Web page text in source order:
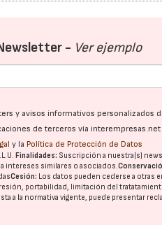
- Ver ejemplo
y avisos informativos personalizados
de terceros vía interempresas.net
y la Política de Protección de Datos
Finalidades: Suscripción a nuestra(s)
intereses similares o asociados.
Cesión: Los datos pueden cederse a otras
portabilidad, limitación del
a la normativa vigente, puede presentar